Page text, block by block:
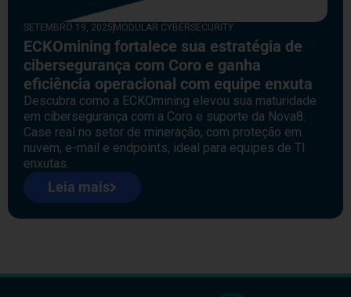
SETEMBRO 19, 2025 MODULAR CYBERSECURITY
ECKOmining fortalece sua estratégia de
cibersegurança com Coro e ganha
eficiência operacional com equipe enxuta
Descubra como a ECKOmining elevou sua maturidade
em cibersegurança com a Coro e suporte da Nova8.
Case real no setor de mineração, com proteção em
nuvem, e-mail e endpoints, ideal para equipes de TI
enxutas.
Leia mais